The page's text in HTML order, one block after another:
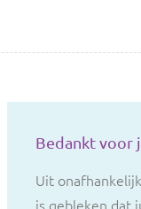
Bedankt voor
Uit
is gebleken dat